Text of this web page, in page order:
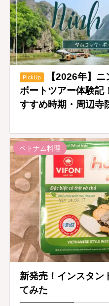
PickUp
【2026年】
ボートツアー体験記
すすめ時期・周辺寺
ベトナム料理
新発売！インスタ
てみた